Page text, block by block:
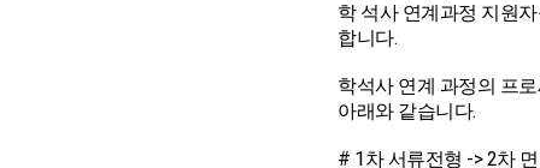
학 석사 연계과정 지원
합니다.
학석사 연계 과정의 프
아래와 같습니다.
# 1차 서류전형 -> 2차